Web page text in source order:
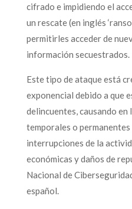
cifrado e impidiendo el
un rescate (en inglés
permitirles acceder de
información secuestrados.
Este tipo de ataque está
exponencial debido a que
delincuentes, causando en
temporales o
interrupciones de la
económicas y daños de
Nacional de
español.